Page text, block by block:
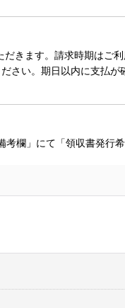
きます。請求時期はご利
さい。期日以内に支払
欄」にて「領収書発行希